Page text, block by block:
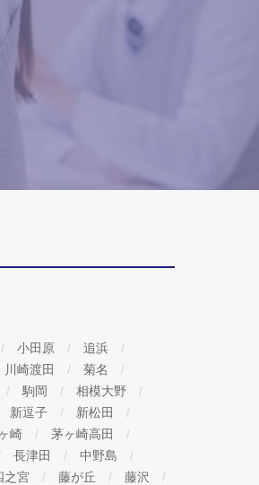
小田原
追浜
川崎渡田
菊名
駒岡
相模大野
新逗子
新松田
崎
茅ヶ崎高田
長津田
中野島
之宮 藤が丘
藤沢